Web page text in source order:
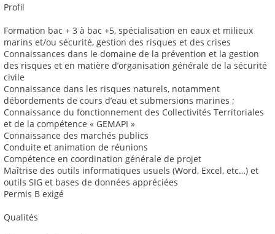
Profil
Formation bac + 3 à bac +5, spécialisation en eaux et milieux
marins et/ou sécurité, gestion des risques et des crises
Connaissances dans le domaine de la prévention et la gestion
des risques et en matière d’organisation générale de la sécurité
civile
Connaissance dans les risques naturels, notamment
débordements de cours d’eau et submersions marines ;
Connaissance du fonctionnement des Collectivités Territoriales
et de la compétence « GEMAPI »
Connaissance des marchés publics
Conduite et animation de réunions
Compétence en coordination générale de projet
Maîtrise des outils informatiques usuels (Word, Excel, etc…) et
outils SIG et bases de données appréciées
Permis B exigé
Qualités